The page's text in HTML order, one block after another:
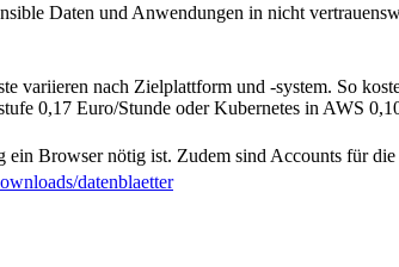
Daten und Anwendungen in nicht
variieren nach Zielplattform und -system. So
0,17 Euro/Stunde oder Kubernetes in AWS
ein Browser nötig ist. Zudem sind Accounts für
datenblaetter